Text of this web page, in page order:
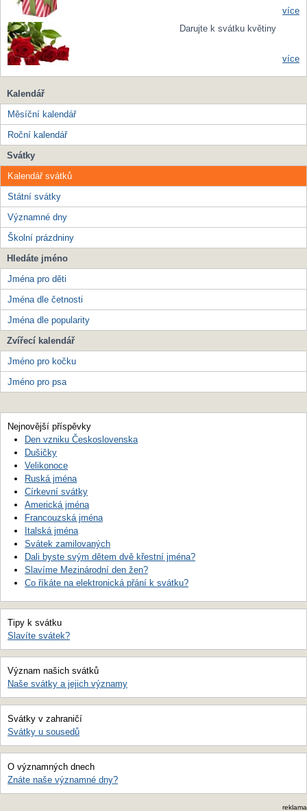
více
Darujte k svátku květiny
více
Kalendář
Měsíční kalendář
Roční kalendář
Svátky
Kalendář svátků
Státní svátky
Významné dny
Školní prázdniny
Hledáte jméno
Jména pro děti
Jména dle četnosti
Jména dle popularity
Zvířecí kalendář
Jméno pro kočku
Jméno pro psa
Nejnovější příspěvky
Den vzniku Československa
Dušičky
Velikonoce
Ruská jména
Církevní svátky
Americká jména
Francouzská jména
Italská jména
Svátek zamilovaných
Dali byste svým dětem dvě křestní jména?
Slavíme Mezinárodní den žen?
Co říkáte na elektronická přání k svátku?
Tipy k svátku
Slavíte svátek?
Význam našich svátků
Naše svátky a jejich významy
Svátky v zahraničí
Svátky u sousedů
O významných dnech
Znáte naše významné dny?
reklama